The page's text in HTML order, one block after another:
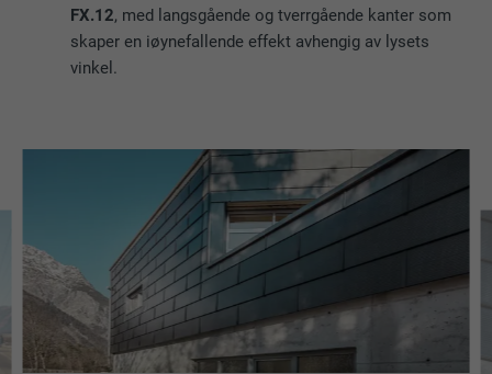
FX.12, med langsgående og tverrgående kanter som
skaper en iøynefallende effekt avhengig av lysets
vinkel.